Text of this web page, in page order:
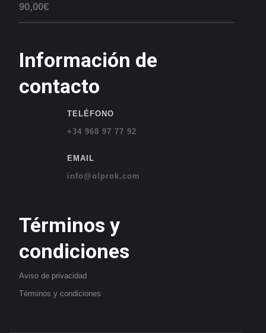
90,00€
Información de
contacto
TELÉFONO
+34 968 97 77 92
EMAIL
info@olprok.com
Términos y
condiciones
Aviso de privacidad
Términos y condiciones